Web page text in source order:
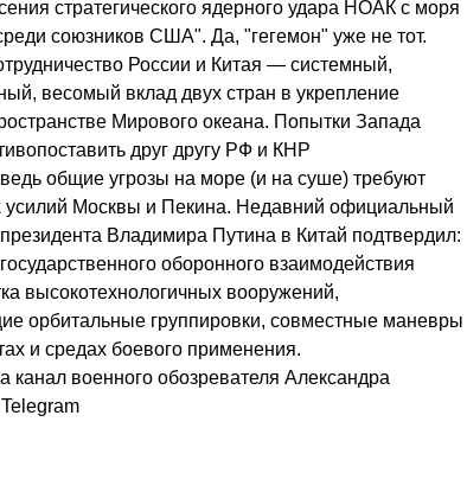
стратегического ядерного удара НОАК с моря
союзников США". Да, "гегемон" уже не тот.
России и Китая — системный,
весомый вклад двух стран в укрепление
Мирового океана. Попытки Запада
друг другу РФ и КНР
общие угрозы на море (и на суше) требуют
усилий Москвы и Пекина. Недавний официальный
президента Владимира Путина в Китай подтвердил:
оборонного взаимодействия
высокотехнологичных вооружений,
орбитальные группировки, совместные маневры
и средах боевого применения.
канал военного обозревателя Александра